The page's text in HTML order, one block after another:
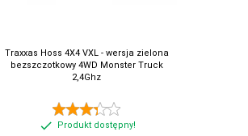
Traxxas Hoss 4X4 VXL - wersja zielona
bezszczotkowy 4WD Monster Truck
2,4Ghz
Produkt dostępny!